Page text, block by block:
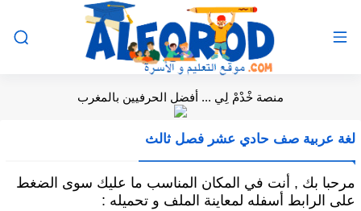
منصة خْدْمْ لِي ... أفضل الحرفيين بالمغرب
لغة عربية صف حادي عشر فصل ثالث
مرحبا بك , أنت في المكان المناسب ما عليك سوى الضغط
على الرابط أسفله لمعاينة الملف و تحميله :